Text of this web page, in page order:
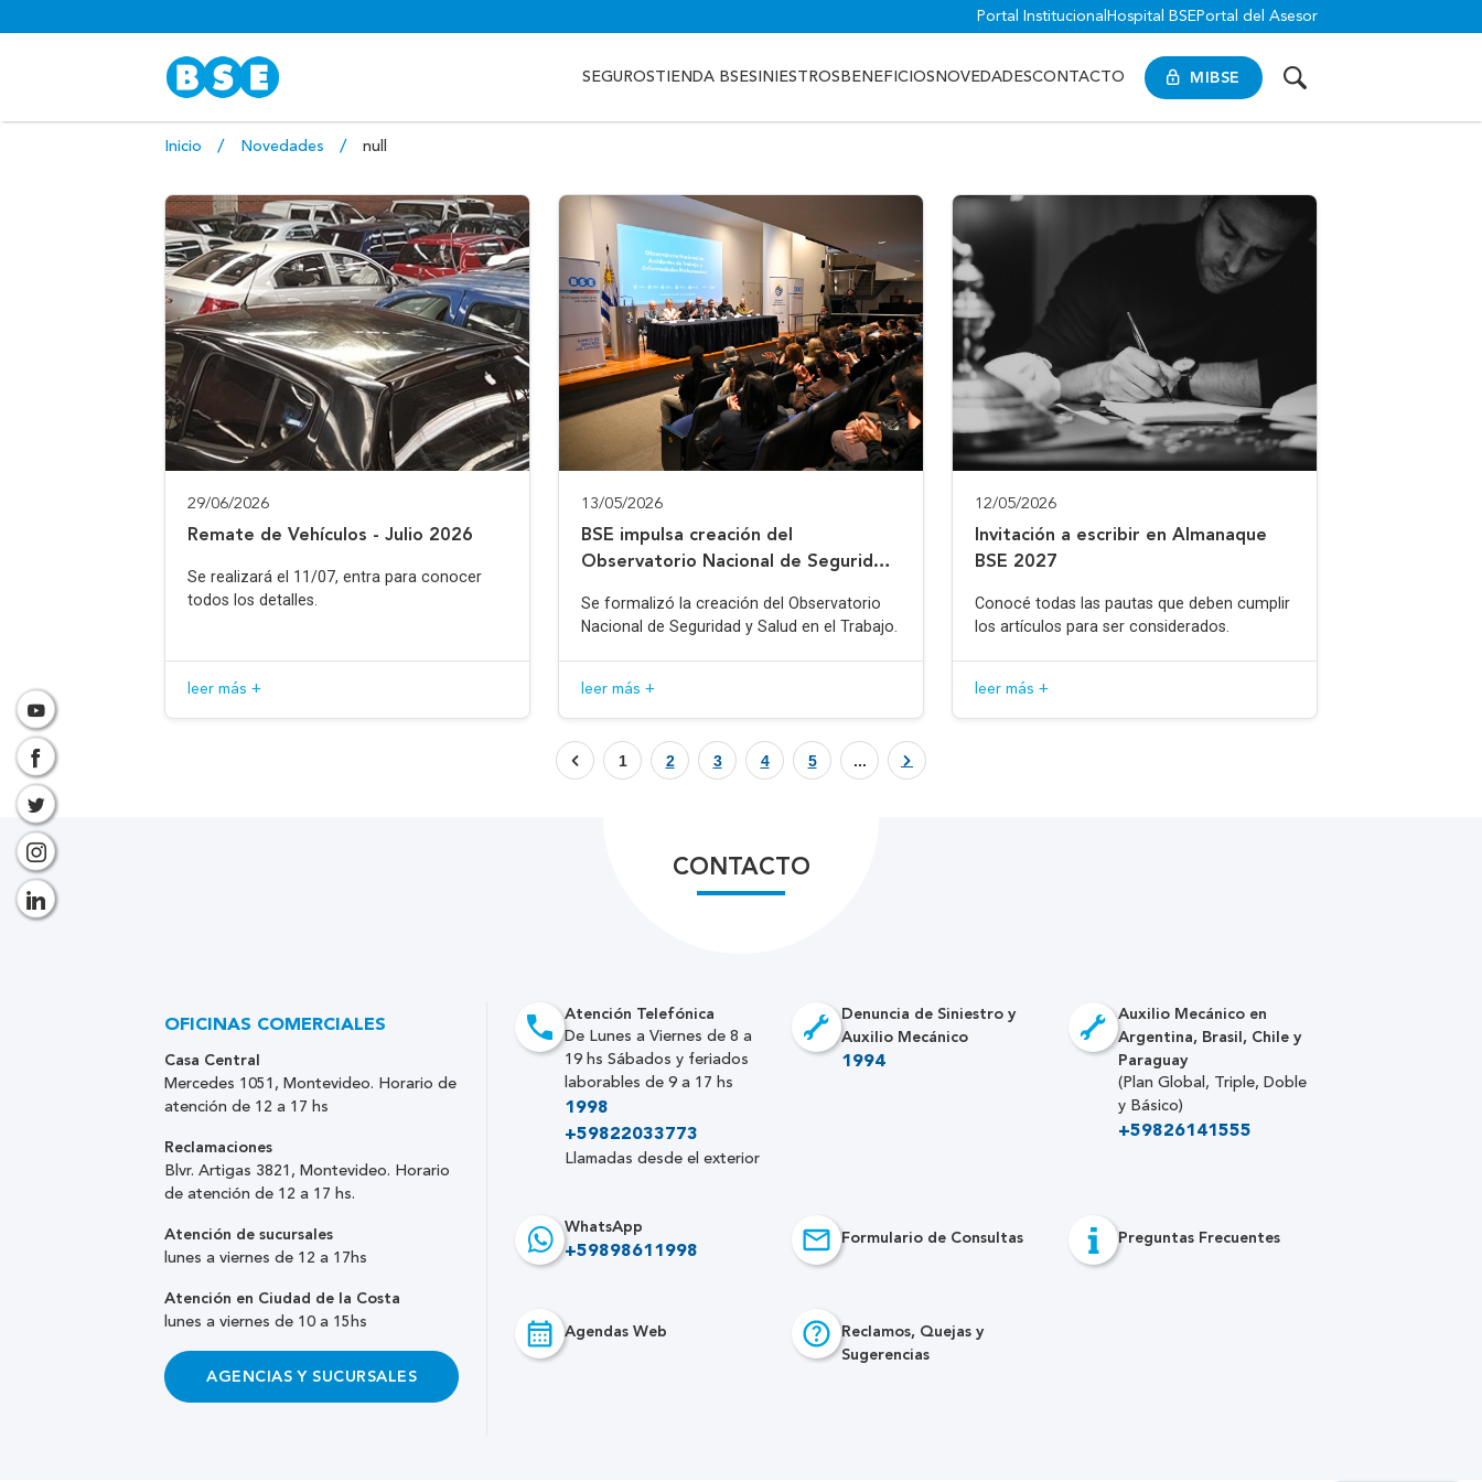
Portal Institucional Hospital BSE Portal del Asesor
MIBSE
SEGUROSTIENDA BSESINIESTROS BENEFICIOS NOVEDADESCONTACTO
Inicio Novedades null
29/06/2026
Remate de Vehículos - Julio 2026
Se realizará el 11/07, entra para conocer
todos los detalles.
leer más +
13/05/2026
BSE impulsa creación del
Observatorio Nacional de Seguridad
Se formalizó la creación del Observatorio
Nacional de Seguridad y Salud en el Trabajo.
leer más +
12/05/2026
Invitación a escribir en Almanaque
BSE 2027
Conocé todas las pautas que deben cumplir
los artículos para ser considerados.
leer más +
1 2 3 4 5 ...
CONTACTO
Atención Telefónica
De Lunes a Viernes de 8 a
19 hs Sábados y feriados
laborables de 9 a 17 hs
1998
+59822033773
Llamadas desde el exterior
Denuncia de Siniestro y
Auxilio Mecánico
1994
Auxilio Mecánico en
Argentina, Brasil, Chile y
Paraguay
(Plan Global, Triple, Doble
y Básico)
+59826141555
WhatsApp
+59898611998
Formulario de Consultas Preguntas Frecuentes
Agendas Web
Reclamos, Quejas y
Sugerencias
OFICINAS COMERCIALES
Casa Central
Mercedes 1051, Montevideo. Horario de
atención de 12 a 17 hs
Reclamaciones
Blvr. Artigas 3821, Montevideo. Horario
de atención de 12 a 17 hs.
Atención de sucursales
lunes a viernes de 12 a 17hs
Atención en Ciudad de la Costa
lunes a viernes de 10 a 15hs
AGENCIAS Y SUCURSALES